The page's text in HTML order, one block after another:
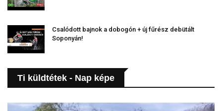
Csalódott bajnok a dobogón + új fűrész debütált
Soponyán!
Ti küldtétek - Nap képe